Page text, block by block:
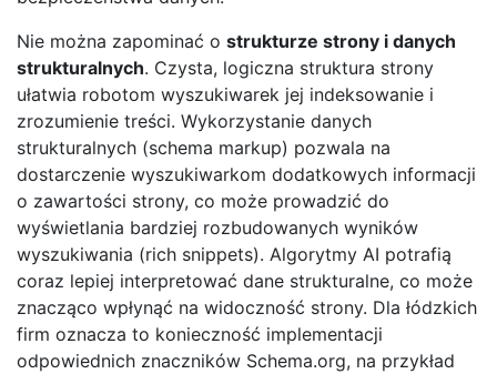
Nie można zapominać o strukturze strony i danych
strukturalnych. Czysta, logiczna struktura strony
ułatwia robotom wyszukiwarek jej indeksowanie i
zrozumienie treści. Wykorzystanie danych
strukturalnych (schema markup) pozwala na
dostarczenie wyszukiwarkom dodatkowych informacji
o zawartości strony, co może prowadzić do
wyświetlania bardziej rozbudowanych wyników
wyszukiwania (rich snippets). Algorytmy AI potrafią
coraz lepiej interpretować dane strukturalne, co może
znacząco wpłynąć na widoczność strony. Dla łódzkich
firm oznacza to konieczność implementacji
odpowiednich znaczników Schema.org, na przykład